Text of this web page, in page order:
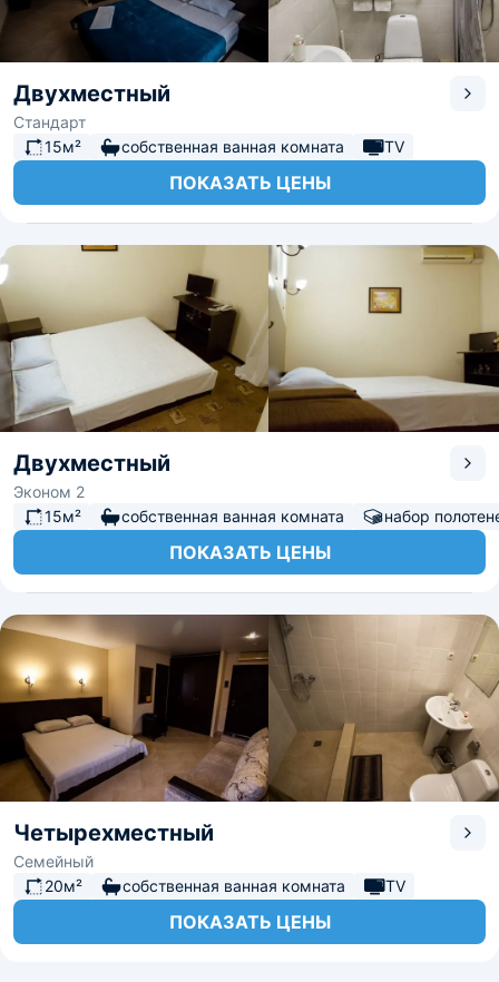
Двухместный
Стандарт
15м²
собственная ванная комната TV
ПОКАЗАТЬ ЦЕНЫ
Двухместный
Эконом 2
15м²
собственная ванная комната набор
ПОКАЗАТЬ ЦЕНЫ
Четырехместный
Семейный
20м²
собственная ванная комната TV
ПОКАЗАТЬ ЦЕНЫ